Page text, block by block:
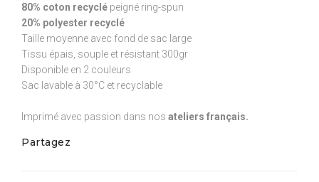
80% coton recyclé peigné ring-spun
20% polyester recyclé
Taille moyenne avec fond de sac large
Tissu épais, souple et résistant 300gr
Disponible en 2 couleurs
Sac lavable à 30°C et recyclable
Imprimé avec passion dans nos ateliers français.
Partagez